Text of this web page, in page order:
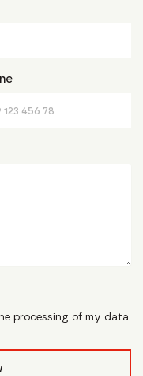
processing of my data